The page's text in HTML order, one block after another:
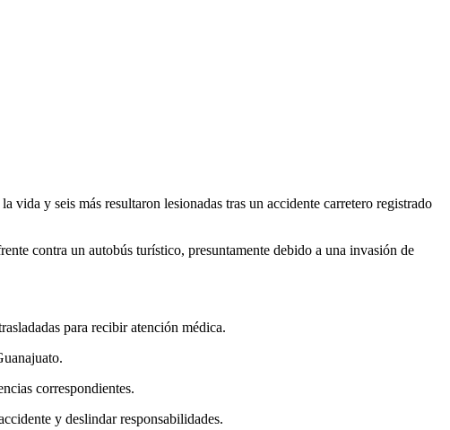
y seis más resultaron lesionadas tras un accidente carretero registrado
contra un autobús turístico, presuntamente debido a una invasión de
para recibir atención médica.
correspondientes.
y deslindar responsabilidades.